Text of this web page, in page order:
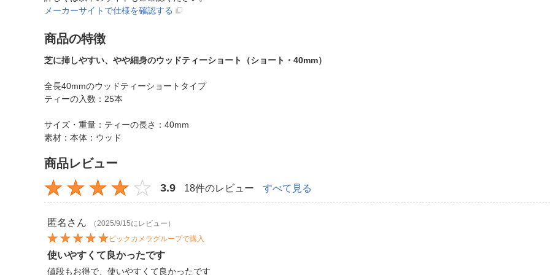
メーカーサイトで仕様を確認する
商品の特徴
芝に挿しやすい、やや細身のウッドティーショート（ショート・40mm）
全長40mmのウッドティーショートタイプ
ティーの入数：25本
サイズ・重量：ティーの長さ：40mm
素材：本体：ウッド
商品レビュー
3.9 18件のレビュー すべて見る
匿名 さん
（2025/9/15にレビュー）
ビックカメラグループで購入
使いやすくて良かったです
値段もお得で、使いやすくて良かったです